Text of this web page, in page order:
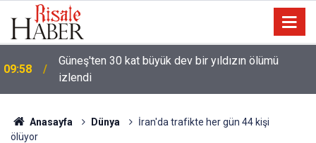
09:58
Güneş'ten 30 kat büyük dev bir yıldızın ölümü
izlendi
09:35 Bursa'daki bu caminin 'sunroof'u var!
Anasayfa Dünya
İran'da trafikte her gün 44 kişi
ölüyor